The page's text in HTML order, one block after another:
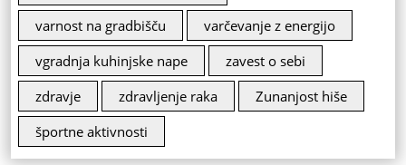
varnost na gradbišču
varčevanje z energijo
vgradnja kuhinjske nape
zavest o sebi
zdravje
zdravljenje raka
Zunanjost hiše
športne aktivnosti